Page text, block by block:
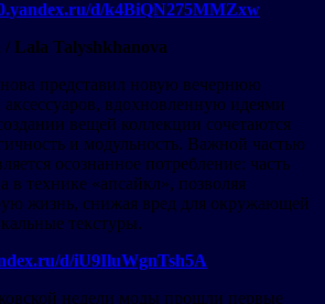
d/k4BiQN275MMZxw
Lala Talyshkhanova
представил новую вечернюю
вдохновленную идеями
вещей коллекции сочетаются
и модульность. Важной частью
осознанное потребление: часть
в технике «апсайкл», позволяя
жизнь, снижая вред для окружающей
текстуры.
d/iU9IluWgnTsh5A
недели моды прошли первые